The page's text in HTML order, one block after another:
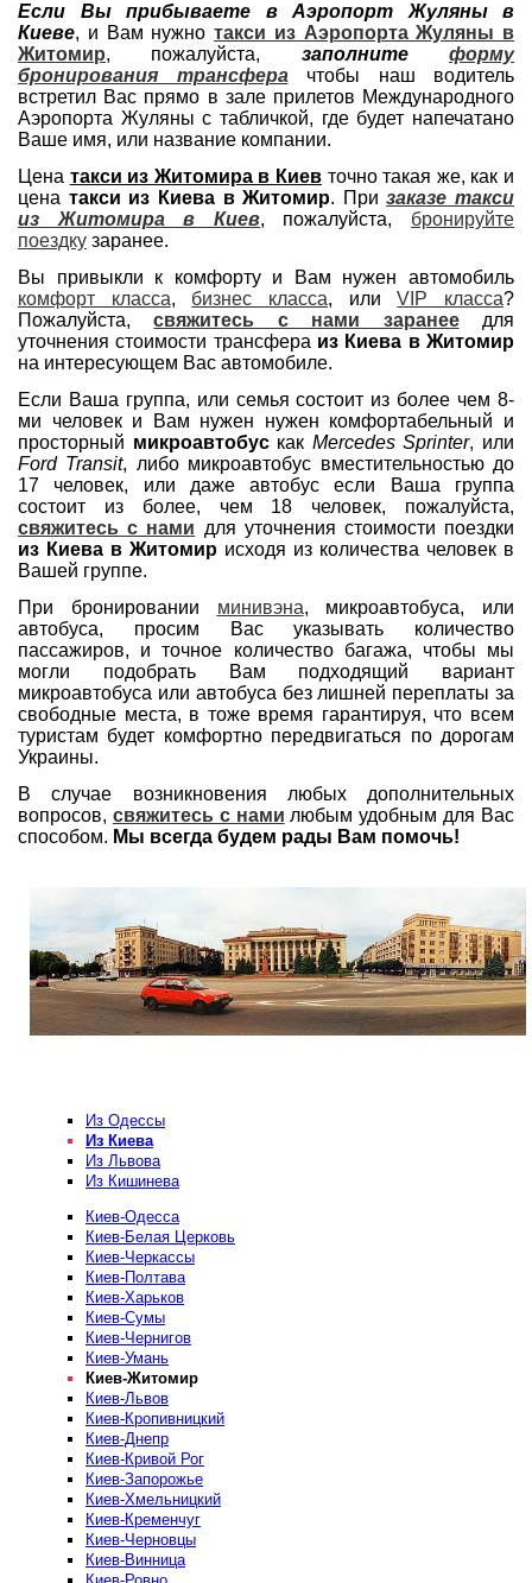
Если Вы прибываете в Аэропорт Жуляны в
Киеве, и Вам нужно такси из Аэропорта Жуляны в
Житомир, пожалуйста, заполнитеформу
бронирования трансферачтобы наш водитель
встретил Вас прямо в зале прилетов Международного
Аэропорта Жуляны с табличкой, где будет напечатано
Ваше имя, или название компании.
Цена такси из Житомира в Киев точно такая же, как и
цена такси из Киева в Житомир. Призаказе такси
из Житомира в Киев, пожалуйста, бронируйте
поездку заранее.
Вы привыкли к комфорту и Вам нужен автомобиль
комфорт класса, бизнес класса, илиVIP класса?
Пожалуйста,свяжитесь с нами заранеедля
уточнения стоимости трансфера из Киева в Житомир
на интересующем Вас автомобиле.
Если Ваша группа, или семья состоит из более чем 8-
ми человек и Вам нужен нужен комфортабельный и
просторный микроавтобускак Mercedes Sprinter, или
Ford Transit, либо микроавтобус вместительностью до
17 человек, или даже автобус если Ваша группа
состоит из более, чем 18 человек, пожалуйста,
свяжитесь с нами для уточнения стоимости поездки
из Киева в Житомир исходя из количества человек в
Вашей группе.
При бронировании минивэна, микроавтобуса, или
автобуса, просим Вас указывать количество
пассажиров, и точное количество багажа, чтобы мы
могли подобрать Вам подходящий вариант
микроавтобуса или автобуса без лишней переплаты за
свободные места, в тоже время гарантируя, что всем
туристам будет комфортно передвигаться по дорогам
Украины.
В случае возникновения любых дополнительных
вопросов, свяжитесь с нами любым удобным для Вас
способом. Мы всегда будем рады Вам помочь!
Из Одессы
Из Киева
Из Львова
Из Кишинева
Киев-Одесса
Киев-Белая Церковь
Киев-Черкассы
Киев-Полтава
Киев-Харьков
Киев-Сумы
Киев-Чернигов
Киев-Умань
Киев-Житомир
Киев-Львов
Киев-Кропивницкий
Киев-Днепр
Киев-Кривой Рог
Киев-Запорожье
Киев-Хмельницкий
Киев-Кременчуг
Киев-Черновцы
Киев-Винница